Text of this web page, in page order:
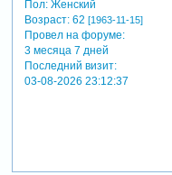
Пол:Женский
Возраст:62 [1963-11-15]
Провел на форуме:
3 месяца 7 дней
Последний визит:
03-08-2026 23:12:37